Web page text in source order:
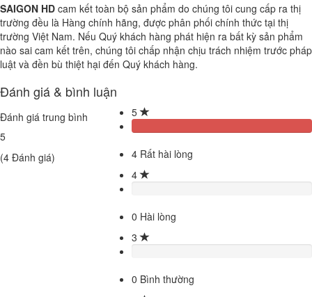
SAIGON HD cam kết toàn bộ sản phẩm do chúng tôi cung cấp ra thị
trường đều là Hàng chính hãng, được phân phối chính thức tại thị
trường Việt Nam. Nếu Quý khách hàng phát hiện ra bất kỳ sản phẩm
nào sai cam kết trên, chúng tôi chấp nhận chịu trách nhiệm trước pháp
luật và đền bù thiệt hại đến Quý khách hàng.
Đánh giá & bình luận
Đánh giá trung bình
5
(4 Đánh giá)
5
4 Rất hài lòng
4
0 Hài lòng
3
0 Bình thường